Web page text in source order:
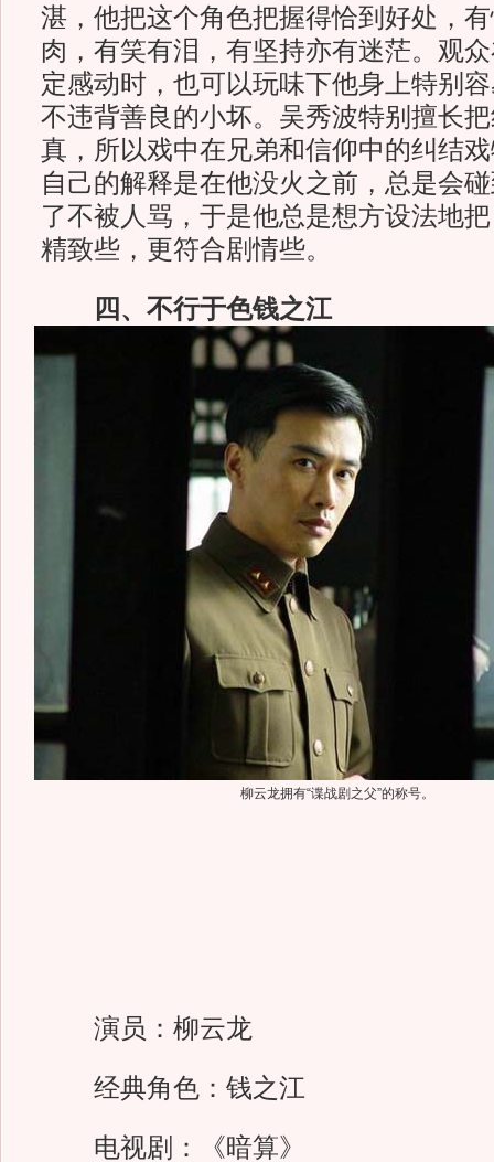
湛，他把这个角色把握得恰到好处，
肉，有笑有泪，有坚持亦有迷茫。观
定感动时，也可以玩味下他身上特别
不违背善良的小坏。吴秀波特别擅长
真，所以戏中在兄弟和信仰中的纠结
自己的解释是在他没火之前，总是会
了不被人骂，于是他总是想方设法地
精致些，更符合剧情些。
四、不行于色钱之江
柳云龙拥有“谍战剧之父”的称号。
演员：柳云龙
经典角色：钱之江
电视剧：《暗算》